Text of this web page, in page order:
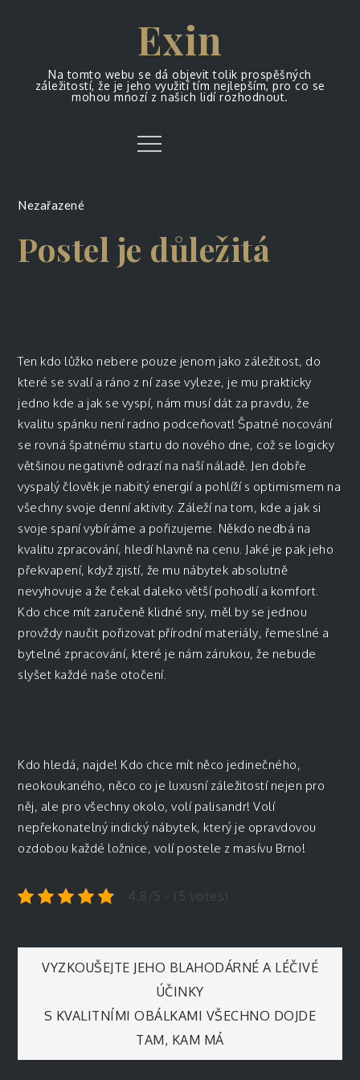
Exin
Na tomto webu se dá objevit tolik prospěšných
záležitostí, že je jeho využití tím nejlepším, pro co se
mohou mnozí z našich lidí rozhodnout.
Menu
Nezařazené
Postel je důležitá
Ten kdo lůžko nebere pouze jenom jako záležitost, do
které se svalí a ráno z ní zase vyleze, je mu prakticky
jedno kde a jak se vyspí, nám musí dát za pravdu, že
kvalitu spánku není radno podceňovat! Špatné nocování
se rovná špatnému startu do nového dne, což se logicky
většinou negativně odrazí na naší náladě. Jen dobře
vyspalý člověk je nabitý energií a pohlíží s optimismem na
všechny svoje denní aktivity. Záleží na tom, kde a jak si
svoje spaní vybíráme a pořizujeme. Někdo nedbá na
kvalitu zpracování, hledí hlavně na cenu. Jaké je pak jeho
překvapení, když zjistí, že mu nábytek absolutně
nevyhovuje a že čekal daleko větší pohodlí a komfort.
Kdo chce mít zaručeně klidné sny, měl by se jednou
provždy naučit pořizovat přírodní materiály, řemeslné a
bytelné zpracování, které je nám zárukou, že nebude
slyšet každé naše otočení.
Kdo hledá, najde! Kdo chce mít něco jedinečného,
neokoukaného, něco co je luxusní záležitostí nejen pro
něj, ale pro všechny okolo, volí palisandr! Volí
nepřekonatelný indický nábytek, který je opravdovou
ozdobou každé ložnice, volí postele z masívu Brno!
4.8/5 - (5 votes)
Navigace
pro
příspěvek
VYZKOUŠEJTE JEHO BLAHODÁRNÉ A LÉČIVÉ
ÚČINKY
S KVALITNÍMI OBÁLKAMI VŠECHNO DOJDE
TAM, KAM MÁ